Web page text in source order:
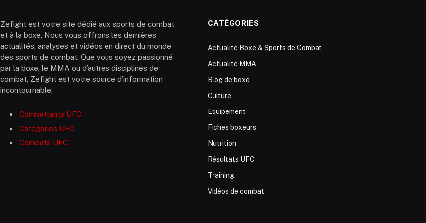
Zefight est votre site dédié aux sports de combat
et à la boxe. Nous vous offrons les dernières
actualités, analyses et vidéos en direct du monde
des sports de combat. Que vous soyez passionné
par la boxe, le MMA ou d’autres disciplines de
combat, Zefight est votre source d’information
incontournable.
Combattants UFC
Catégories UFC
Combats UFC
CATÉGORIES
Actualité Boxe & Sports de Combat
Actualité MMA
Blog de boxe
Culture
Equipement
Fiches boxeurs
Nutrition
Résultats UFC
Training
Vidéos de combat